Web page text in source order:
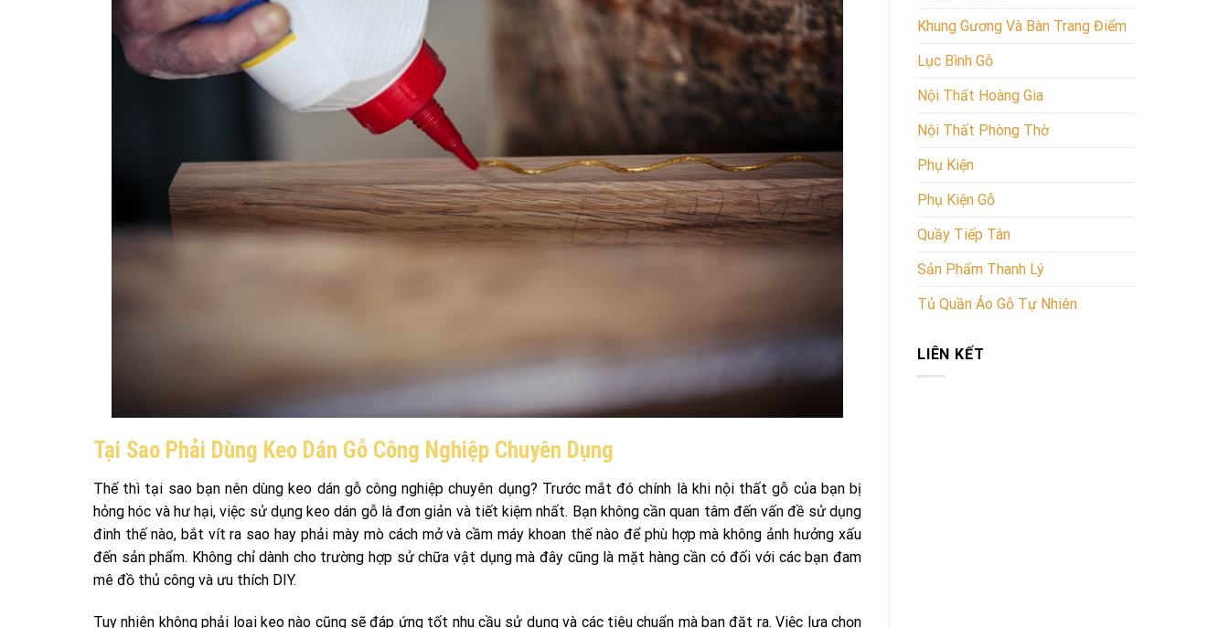
Tại Sao Phải Dùng Keo Dán Gỗ Công Nghiệp Chuyên Dụng
Thế thì tại sao bạn nên dùng keo dán gỗ công nghiệp chuyên dụng? Trước mắt đó chính là khi nội thất gỗ của bạn bị
hỏng hóc và hư hại, việc sử dụng keo dán gỗ là đơn giản và tiết kiệm nhất. Bạn không cần quan tâm đến vấn đề sử dụng
đinh thế nào, bắt vít ra sao hay phải mày mò cách mở và cầm máy khoan thế nào để phù hợp mà không ảnh hưởng xấu
đến sản phẩm. Không chỉ dành cho trường hợp sử chữa vật dụng mà đây cũng là mặt hàng cần có đối với các bạn đam
mê đồ thủ công và ưu thích DIY.
Tuy nhiên không phải loại keo nào cũng sẽ đáp ứng tốt nhu cầu sử dụng và các tiêu chuẩn mà bạn đặt ra. Việc lựa chọn
Khung Gương Và Bàn Trang Điểm
Lục Bình Gỗ
Nội Thất Hoàng Gia
Nội Thất Phòng Thờ
Phụ Kiện
Phụ Kiện Gỗ
Quầy Tiếp Tân
Sản Phẩm Thanh Lý
Tủ Quần Áo Gỗ Tự Nhiên
LIÊN KẾT